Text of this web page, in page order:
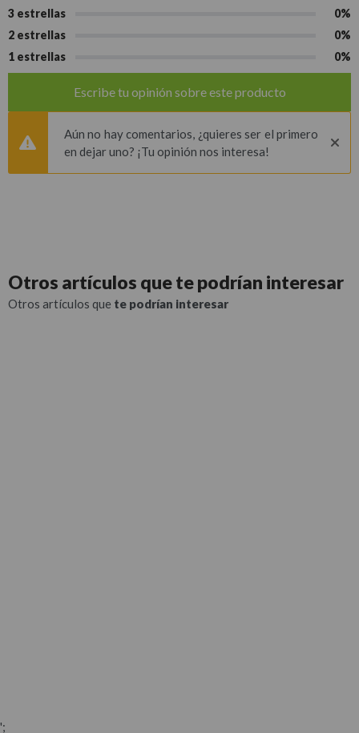
3 estrellas
0%
2 estrellas
0%
1 estrellas
0%
Escribe tu opinión sobre este producto
Aún no hay comentarios, ¿quieres ser el primero
en dejar uno? ¡Tu opinión nos interesa!
Otros artículos quete podrían interesar
Otros artículos que te podrían interesar
';